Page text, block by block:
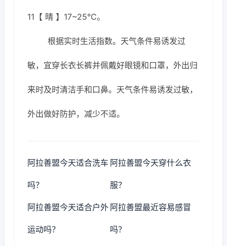
11【 晴 】17~25℃。
根据实时生活指数。天气条件易诱发过
敏，宜穿长衣长裤并佩戴好眼镜和口罩，外出归
来时及时清洁手和口鼻。天气条件易诱发过敏，
外出做好防护，减少不适。
阿拉善盟今天适合洗车
吗？
阿拉善盟今天穿什么衣
服？
阿拉善盟今天适合户外
运动吗？
阿拉善盟最近容易感冒
吗？